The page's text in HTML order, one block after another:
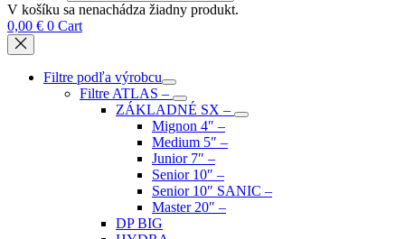
V košíku sa nenachádza žiadny produkt.
0,00 € 0 Cart
Filtre podľa výrobcu
Filtre ATLAS –
ZÁKLADNÉ SX –
Mignon 4″ –
Medium 5″ –
Junior 7″ –
Senior 10″ –
Senior 10″ SANIC –
Master 20″ –
DP BIG